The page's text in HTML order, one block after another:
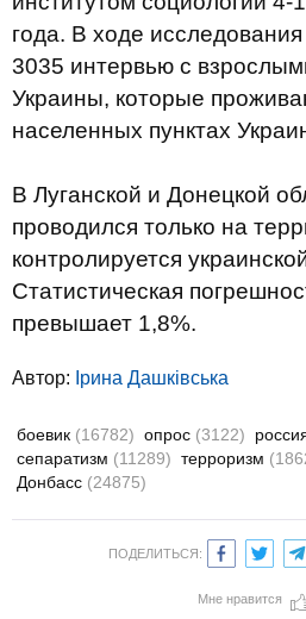
года. В ходе
3035 интервью с
Украины, которые
населенных пунктах
В Луганской и Донецкой
проводился только на
контролируется
Статистическая
превышает 1,8%.
Автор: Ірина Дашківська
боевик (16782) опрос (3122)
сепаратизм (11289) терроризм
Донбасс (24875)
ПОДЕЛИТЬСЯ:
Мне нравится